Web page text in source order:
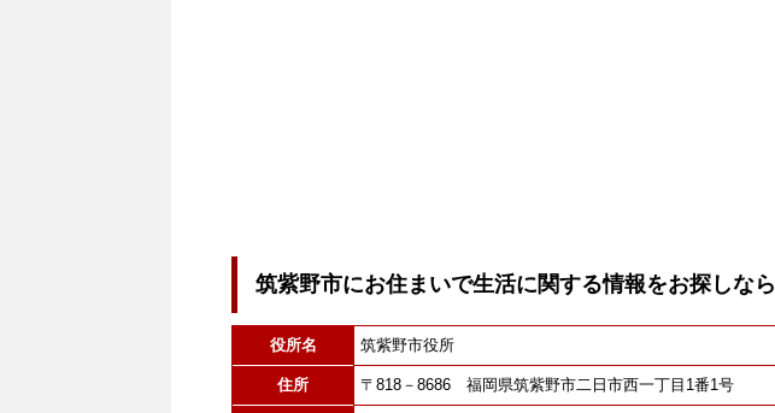
筑紫野市にお住まいで生活に関する情報をお探しなら
役所名 筑紫野市役所
住所 〒818－8686 福岡県筑紫野市二日市西一丁目1番1号